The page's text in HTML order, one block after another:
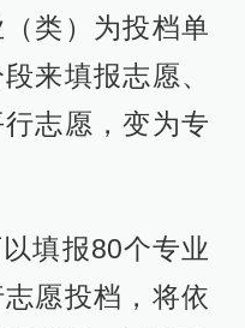
类）为投档单
来填报志愿、
志愿，变为专
填报80个专业
愿投档，将依